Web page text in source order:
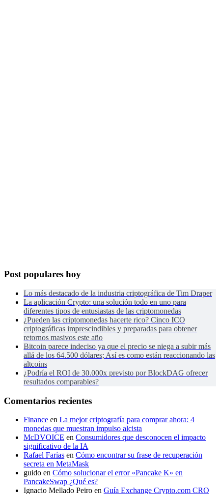
Post populares hoy
Lo más destacado de la industria criptográfica de Tim Draper
La aplicación Crypto: una solución todo en uno para
diferentes tipos de entusiastas de las criptomonedas
¿Pueden las criptomonedas hacerte rico? Cinco ICO
criptográficas imprescindibles y preparadas para obtener
retornos masivos este año
Bitcoin parece indeciso ya que el precio se niega a subir más
allá de los 64.500 dólares; Así es como están reaccionando las
altcoins
¿Podría el ROI de 30.000x previsto por BlockDAG ofrecer
resultados comparables?
Comentarios recientes
Finance en La mejor criptografía para comprar ahora: 4
monedas que muestran impulso alcista
McDVOICE en Consumidores que desconocen el impacto
significativo de la IA
Rafael Farías en Cómo encontrar su frase de recuperación
secreta en MetaMask
guido en Cómo solucionar el error «Pancake K» en
PancakeSwap ¿Qué es?
Ignacio Mellado Peiro en Guía Exchange Crypto.com CRO